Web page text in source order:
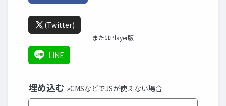
(Twitter)
またはPlayer版
LINE
埋め込む »CMSなどでJSが使えない場合